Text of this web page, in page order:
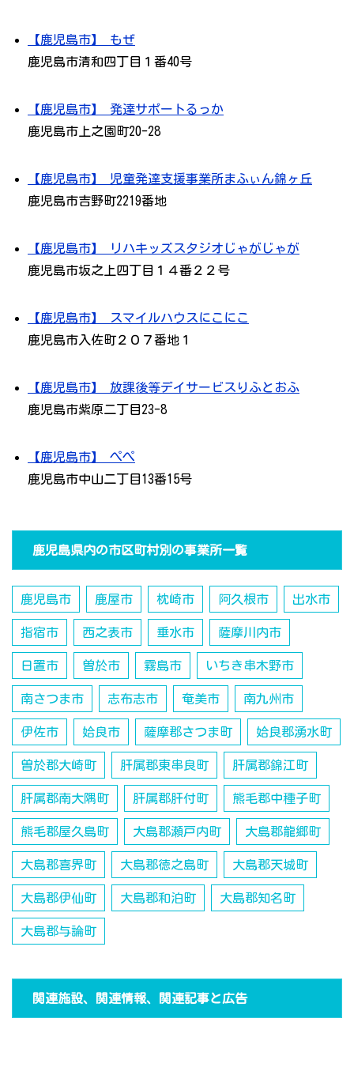
【鹿児島市】 もぜ
鹿児島市清和四丁目１番40号
【鹿児島市】 発達サポートるっか
鹿児島市上之園町20-28
【鹿児島市】 児童発達支援事業所まふぃん錦ヶ丘
鹿児島市吉野町2219番地
【鹿児島市】 リハキッズスタジオじゃがじゃが
鹿児島市坂之上四丁目１４番２２号
【鹿児島市】 スマイルハウスにこにこ
鹿児島市入佐町２０７番地１
【鹿児島市】 放課後等デイサービスりふとおふ
鹿児島市紫原二丁目23-8
【鹿児島市】 ぺぺ
鹿児島市中山二丁目13番15号
鹿児島県内の市区町村別の事業所一覧
鹿児島市 鹿屋市 枕崎市 阿久根市 出水市
指宿市 西之表市 垂水市 薩摩川内市
日置市 曽於市 霧島市 いちき串木野市
南さつま市 志布志市 奄美市 南九州市
伊佐市 姶良市 薩摩郡さつま町 姶良郡湧水町
曽於郡大崎町 肝属郡東串良町 肝属郡錦江町
肝属郡南大隅町 肝属郡肝付町 熊毛郡中種子町
熊毛郡屋久島町 大島郡瀬戸内町 大島郡龍郷町
大島郡喜界町 大島郡徳之島町 大島郡天城町
大島郡伊仙町 大島郡和泊町 大島郡知名町
大島郡与論町
関連施設、関連情報、関連記事と広告